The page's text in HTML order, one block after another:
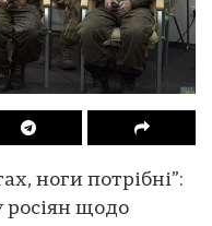
ноги потрібні”:
щодо